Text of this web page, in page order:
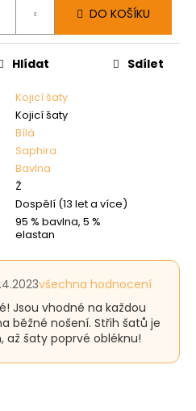
DO KOŠÍKU
Kojicí šaty
Kojicí šaty
Bílá
Saphira
Bavlna
Ž
Dospělí (13 let a více)
95 % bavlna, 5 %
elastan
Hlídat Sdílet
všechna hodnocení
Jsou vhodné na každou
běžné nošení. Střih šatů je
až šaty poprvé obléknu!